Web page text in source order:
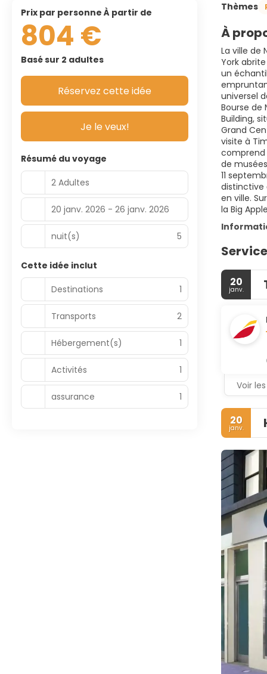
Thèmes
À
La ville de
York
un
universel
Bourse de
Building,
Grand
visite à
comprend
de
11
distinctive
en ville.
la Big
20
janv.
Voir
20
janv.
prix par personne À partir de
804 €
Basé sur 2 adultes
Réservez cette idée
Je le veux!
Résumé du voyage
2 Adultes
20 janv. 2026 - 26 janv. 2026
nuit(s) 5
Cette idée inclut
Destinations
1
Transports 2
Hébergement(s) 1
Activités 1
assurance 1